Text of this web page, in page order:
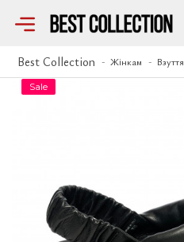
Best Collection Жінкам Взуття
Сандалі Miu Miu
Sale